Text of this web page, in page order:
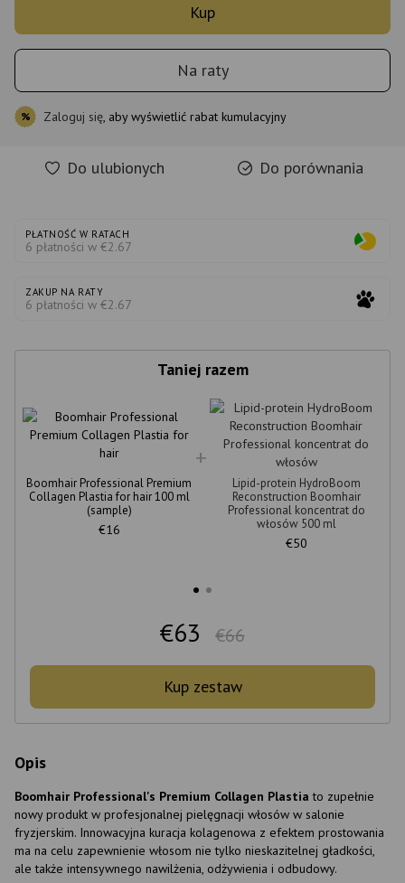
Kup
Na raty
% Zaloguj się , aby wyświetlić rabat kumulacyjny
Do ulubionych Do porównania
PŁATNOŚĆ W RATACH
6 płatności w €2.67
ZAKUP NA RATY
6 płatności w €2.67
Taniej razem
Boomhair Professional Premium
Collagen Plastia for hair 100 ml
(sample)
€16
Lipid-protein HydroBoom
Reconstruction Boomhair
Professional koncentrat do
włosów 500 ml
€50
€63 €66
Kup zestaw
Opis
Boomhair Professional's Premium Collagen Plastia to zupełnie
nowy produkt w profesjonalnej pielęgnacji włosów w salonie
fryzjerskim. Innowacyjna kuracja kolagenowa z efektem prostowania
ma na celu zapewnienie włosom nie tylko nieskazitelnej gładkości,
ale także intensywnego nawilżenia, odżywienia i odbudowy.